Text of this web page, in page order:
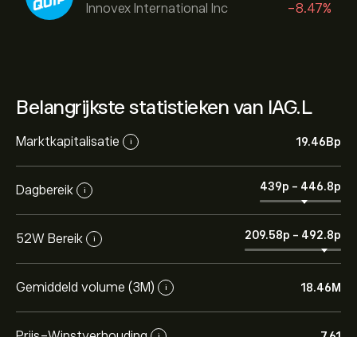
Innovex International Inc
-8.47%
Belangrijkste statistieken van IAG.L
Marktkapitalisatie i 19.46B‎p‎
Dagbereik i 439‎p‎ - 446.8‎p‎
52W Bereik i 209.58‎p‎ - 492.8‎p‎
Gemiddeld volume (3M) i 18.46M